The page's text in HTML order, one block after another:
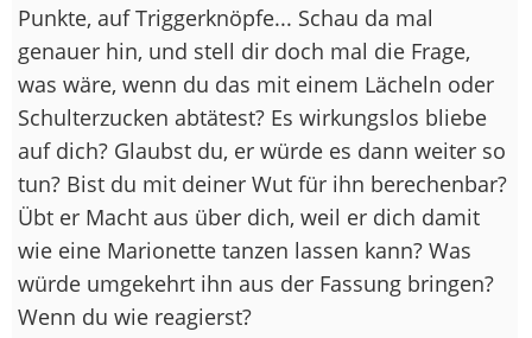
Punkte, auf Triggerknöpfe... Schau da mal
genauer hin, und stell dir doch mal die Frage,
was wäre, wenn du das mit einem Lächeln oder
Schulterzucken abtätest? Es wirkungslos bliebe
auf dich? Glaubst du, er würde es dann weiter so
tun? Bist du mit deiner Wut für ihn berechenbar?
Übt er Macht aus über dich, weil er dich damit
wie eine Marionette tanzen lassen kann? Was
würde umgekehrt ihn aus der Fassung bringen?
Wenn du wie reagierst?